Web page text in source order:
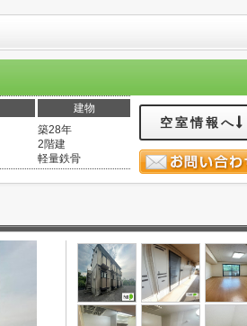
建物
築28年
2階建
軽量鉄骨
空室情報へ